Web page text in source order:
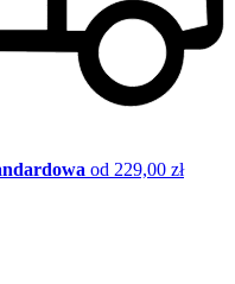
od 229,00 zł